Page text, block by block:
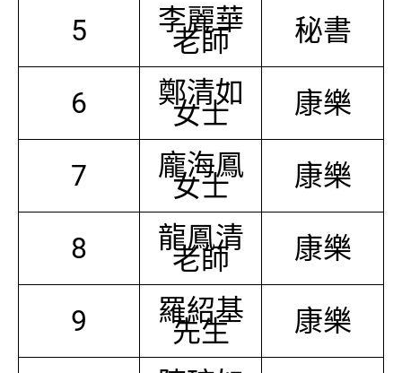
5 李麗華
老師 秘書
6 鄭清如
女士 康樂
7 龐海鳳
女士 康樂
8 龍鳳清
老師 康樂
9 羅紹基
先生 康樂